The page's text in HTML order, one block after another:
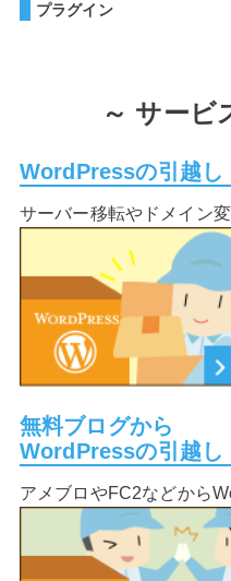
プラグイン
～ サービ
WordPressの引越し
サーバー移転やドメイン
無料ブログから
WordPressの引越し
アメブロやFC2などから